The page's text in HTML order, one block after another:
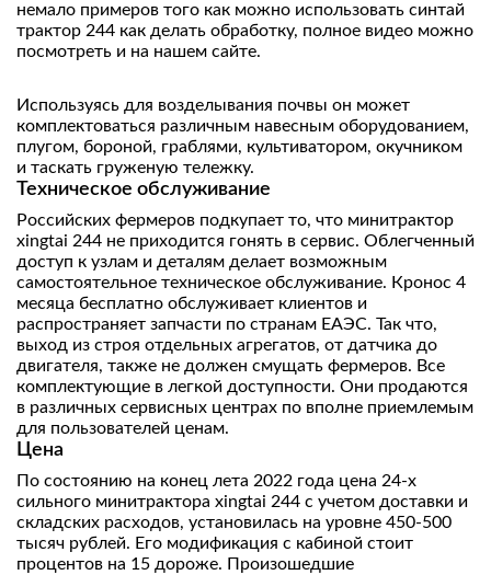
немало примеров того как можно использовать синтай
трактор 244 как делать обработку, полное видео можно
посмотреть и на нашем сайте.
Используясь для возделывания почвы он может
комплектоваться различным навесным оборудованием,
плугом, бороной, граблями, культиватором, окучником
и таскать груженую тележку.
Техническое обслуживание
Российских фермеров подкупает то, что минитрактор
xingtai 244 не приходится гонять в сервис. Облегченный
доступ к узлам и деталям делает возможным
самостоятельное техническое обслуживание. Кронос 4
месяца бесплатно обслуживает клиентов и
распространяет запчасти по странам EAЭС. Так что,
выход из строя отдельных агрегатов, от датчика до
двигателя, также не должен смущать фермеров. Все
комплектующие в легкой доступности. Они продаются
в различных сервисных центрах по вполне приемлемым
для пользователей ценам.
Цена
По состоянию на конец лета 2022 года цена 24-х
сильного минитрактора xingtai 244 с учетом доставки и
складских расходов, установилась на уровне 450-500
тысяч рублей. Его модификация с кабиной стоит
процентов на 15 дороже. Произошедшие